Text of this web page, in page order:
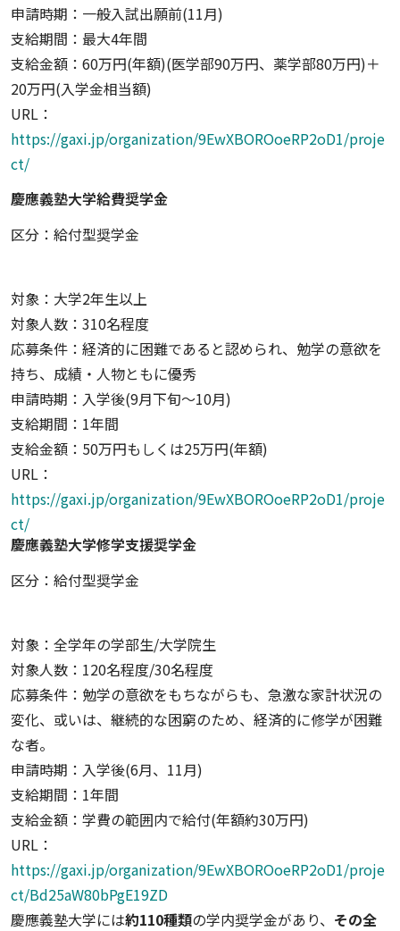
申請時期：一般入試出願前(11月)
支給期間：最大4年間
支給金額：60万円(年額)(医学部90万円、薬学部80万円)＋
20万円(入学金相当額)
URL：
https://gaxi.jp/organization/9EwXBOROoeRP2oD1/proje
ct/
慶應義塾大学給費奨学金
区分：給付型奨学金
対象：大学2年生以上
対象人数：310名程度
応募条件：経済的に困難であると認められ、勉学の意欲を
持ち、成績・人物ともに優秀
申請時期：入学後(9月下旬～10月)
支給期間：1年間
支給金額：50万円もしくは25万円(年額)
URL：
https://gaxi.jp/organization/9EwXBOROoeRP2oD1/proje
ct/
慶應義塾大学修学支援奨学金
区分：給付型奨学金
対象：全学年の学部生/大学院生
対象人数：120名程度/30名程度
応募条件：勉学の意欲をもちながらも、急激な家計状況の
変化、或いは、継続的な困窮のため、経済的に修学が困難
な者。
申請時期：入学後(6月、11月)
支給期間：1年間
支給金額：学費の範囲内で給付(年額約30万円)
URL：
https://gaxi.jp/organization/9EwXBOROoeRP2oD1/proje
ct/Bd25aW80bPgE19ZD
慶應義塾大学には約110種類の学内奨学金があり、 その全